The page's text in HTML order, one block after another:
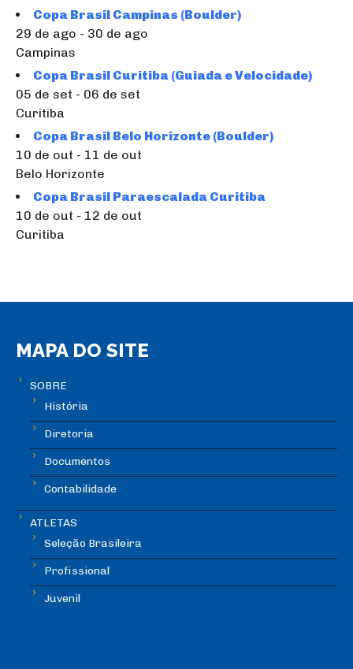
Copa Brasil Campinas (Boulder)
29 de ago - 30 de ago
Campinas
Copa Brasil Curitiba (Guiada e Velocidade)
05 de set - 06 de set
Curitiba
Copa Brasil Belo Horizonte (Boulder)
10 de out - 11 de out
Belo Horizonte
Copa Brasil Paraescalada Curitiba
10 de out - 12 de out
Curitiba
MAPA DO SITE
SOBRE
História
Diretoria
Documentos
Contabilidade
ATLETAS
Seleção Brasileira
Profissional
Juvenil